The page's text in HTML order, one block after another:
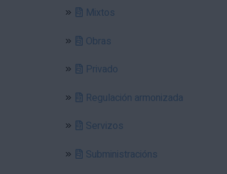
Mixtos
Obras
Privado
Regulación armonizada
Servizos
Subministracións